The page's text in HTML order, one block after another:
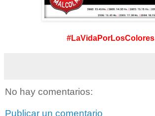
#LaVidaPorLosColores
No hay comentarios:
Publicar un comentario